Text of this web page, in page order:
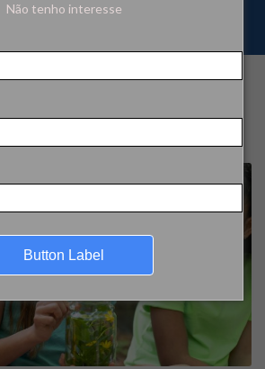
Não tenho interesse
Button Label